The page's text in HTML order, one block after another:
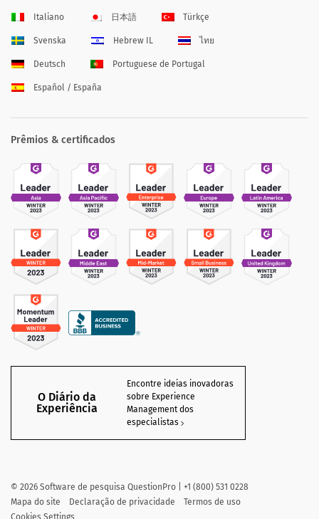
Italiano 日本語 Türkçe
Svenska Hebrew IL ไทย
Deutsch Portuguese de Portugal
Español / España
Prêmios & certificados
O Diário da
Experiência
Encontre ideias inovadoras
sobre Experience
Management dos
especialistas
© 2026 Software de pesquisa QuestionPro | +1 (800) 531 0228
Mapa do site
Declaração de privacidade
Termos de uso